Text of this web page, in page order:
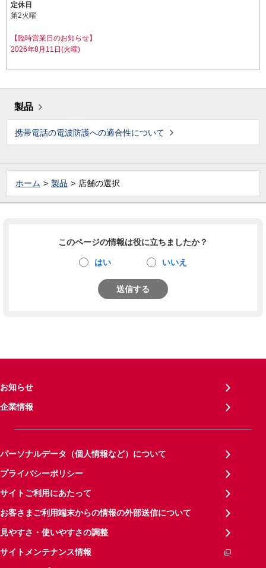
定休日
第2火曜
【臨時営業日のお知らせ】
2026年8月11日(火曜)
製品
携帯電話の電波防護への適合性について
ホーム 製品 店舗の選択
このページの情報は役に立ちましたか？
はい いいえ
送信する
お知らせ
企業情報
パーソナルデータ（個人情報など）について
プライバシーポリシー
サイトご利用にあたって
お客さまご利用端末からの情報の外部送信について
見やすさ・使いやすさの調整
サイトメンテナンス情報